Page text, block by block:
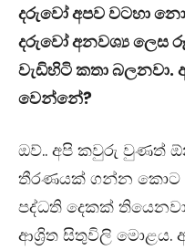
දරුවෝ අපව වටහා
දරුවෝ අනවශ්‍ය ලෙස
වැඩිහිටි කතා
වෙන්නේ?
ඔව්.. අපි කවුරු වුණත්
තීරණයක් ගන්න කොට
පද්ධති දෙකක්
ආශ්‍රිත සිතුවිලි